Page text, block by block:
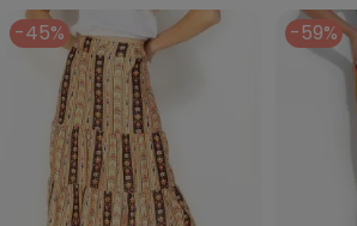
-45%
-59%